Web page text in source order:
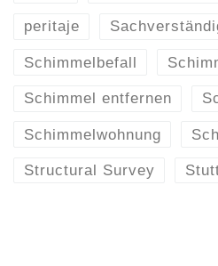
peritaje
Schimmelbefall
Schimmel entfernen
Schimmelwohnung
Structural Survey